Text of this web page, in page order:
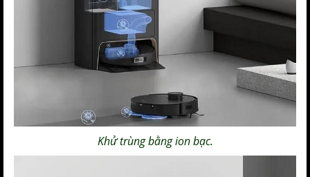
Khử trùng bằng ion bạc.